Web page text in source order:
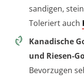
sandigen,
Toleriert auch
Kanadische
und Riesen-
Bevorzugen